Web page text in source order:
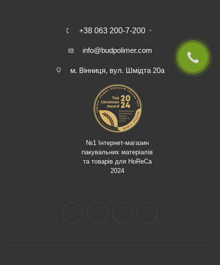
+38 063 200-7-200
info@budpolimer.com
м. Вінниця, вул. Шмідта 20а
№1 Інтернет-магазин
пакувальних матеріалів
та товарів для HoReCa
2024